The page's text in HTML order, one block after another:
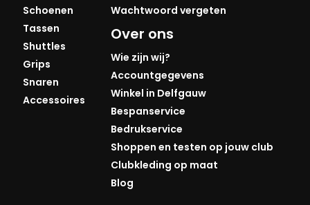
Schoenen
Tassen
Shuttles
Grips
Snaren
Accessoires
Wachtwoord vergeten
Over ons
Wie zijn wij?
Accountgegevens
Winkel in Delfgauw
Bespanservice
Bedrukservice
Shoppen en testen op jouw club
Clubkleding op maat
Blog